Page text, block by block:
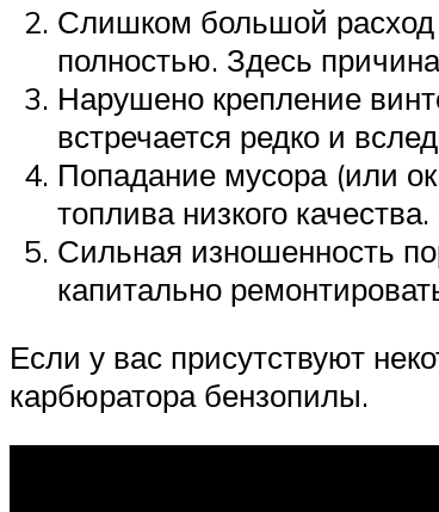
Слишком большой расход
полностью. Здесь
Нарушено крепление
встречается редко и
Попадание мусора (или
топлива низкого
Сильная изношенность
капитально
Если у вас присутствуют
карбюратора бензопилы.